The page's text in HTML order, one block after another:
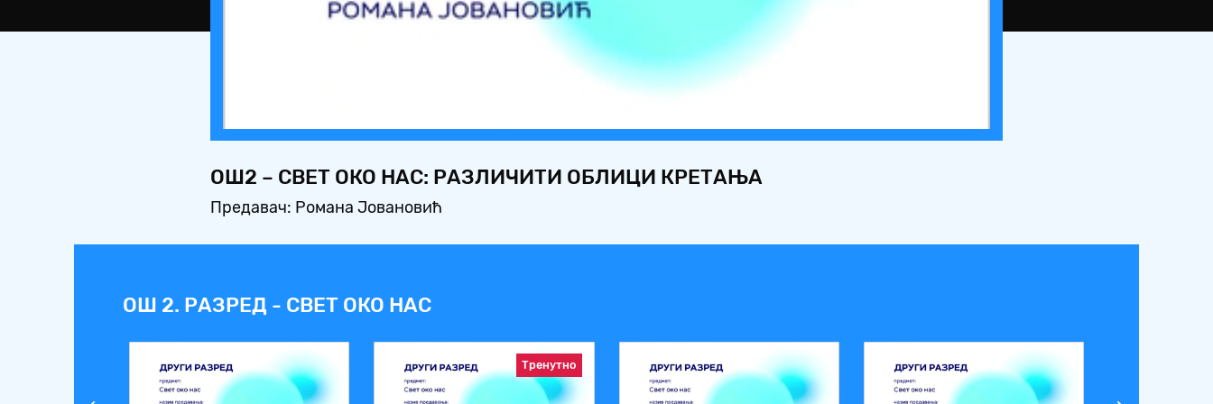
ОШ2 – СВЕТ ОКО НАС: РАЗЛИЧИТИ ОБЛИЦИ КРЕТАЊА
Предавач: Романа Јовановић
ОШ 2. РАЗРЕД - СВЕТ ОКО НАС
Тренутно